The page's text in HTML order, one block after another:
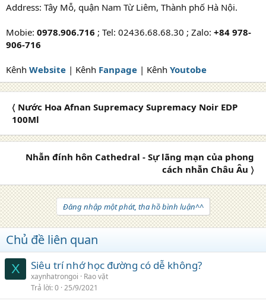
Address: Tây Mỗ, quận Nam Từ Liêm, Thành phố Hà Nội.
Mobie: 0978.906.716 ; Tel: 02436.68.68.30 ; Zalo: +84 978-
906-716
Kênh Website | Kênh Fanpage | Kênh Youtobe
〈 Nước Hoa Afnan Supremacy Supremacy Noir EDP
100Ml
Nhẫn đính hôn Cathedral - Sự lãng mạn của phong
cách nhẫn Châu Âu 〉
Đăng nhập một phát, tha hồ bình luận^^
Chủ đề liên quan
X Siêu trí nhớ học đường có dễ không?
xaynhatrongoi
Rao vặt
Trả lời 0 25/9/2021